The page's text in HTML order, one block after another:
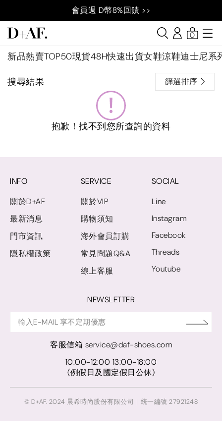
會員週 D幣8%回饋 >>
新品熱賣TOP50現貨48H快速出貨女鞋涼鞋迪士尼系
0
搜尋結果 篩選排序
抱歉！找不到您所查詢的資料
INFO
關於D+AF
最新消息
門市資訊
隱私權政策
SERVICE
關於VIP
購物須知
海外會員訂購
常見問題Q&A
線上客服
SOCIAL
Line
Instagram
Facebook
Threads
Youtube
NEWSLETTER
客服信箱 service@daf-shoes.com
10:00-12:00 13:00-18:00
(例假日及國定假日公休)
© D+AF. 2024 晨希時尚股份有限公司｜統一編號 27921248